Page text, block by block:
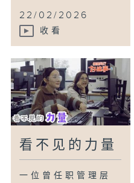
22/02/2026
收看
看不见的力量
一位曾任职管理层